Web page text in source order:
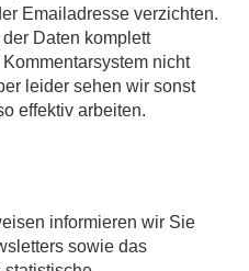
Emailadresse verzichten.
Daten komplett
nicht
leider sehen wir sonst
effektiv arbeiten.
informieren wir Sie
sowie das